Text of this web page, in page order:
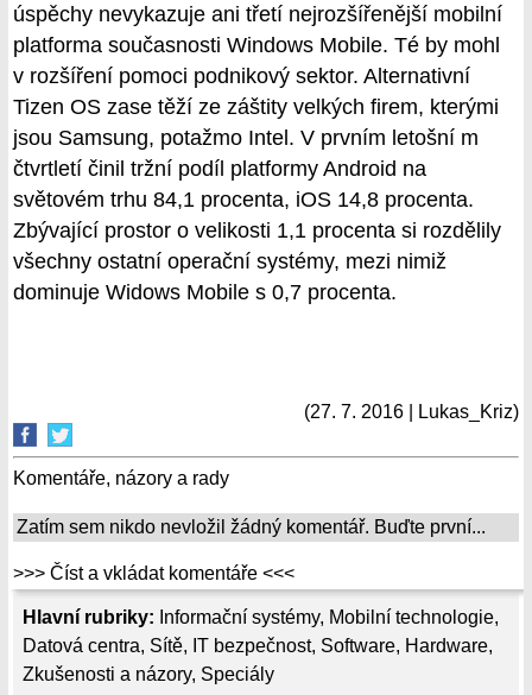
Hlavní rubriky: Informační systémy, Mobilní technologie,
Datová centra, Sítě, IT bezpečnost, Software, Hardware,
Zkušenosti a názory, Speciály
úspěchy nevykazuje ani třetí nejrozšířenější mobilní
platforma současnosti Windows Mobile. Té by mohl
v rozšíření pomoci podnikový sektor. Alternativní
Tizen OS zase těží ze záštity velkých firem, kterými
jsou Samsung, potažmo Intel. V prvním letošní m
čtvrtletí činil tržní podíl platformy Android na
světovém trhu 84,1 procenta, iOS 14,8 procenta.
Zbývající prostor o velikosti 1,1 procenta si rozdělily
všechny ostatní operační systémy, mezi nimiž
dominuje Widows Mobile s 0,7 procenta.
(27. 7. 2016 | Lukas_Kriz)
Komentáře, názory a rady
Zatím sem nikdo nevložil žádný komentář. Buďte první...
>>> Číst a vkládat komentáře <<<